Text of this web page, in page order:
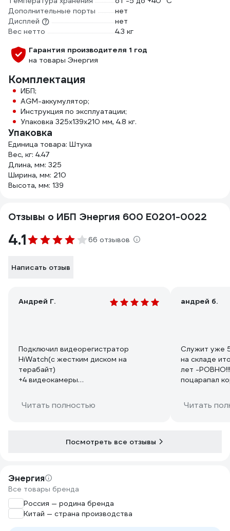
Дополнительные порты
нет
Дисплей
нет
Вес нетто
4.3 кг
Гарантия производителя 1 год
на товары Энергия
Комплектация
ИБП;
AGM-аккумулятор;
Инструкция по эксплуатации;
Упаковка 325х139х210 мм, 4.8 кг.
Упаковка
Единица товара: Штука
Вес, кг: 4.47
Длина, мм: 325
Ширина, мм: 210
Высота, мм: 139
Отзывы о ИБП Энергия 600 Е0201-0022
4.1 66 отзывов
Написать отзыв
Андрей Г.
Подключил видеорегистратор
HiWatch(с жестким диском на
терабайт)
+4 видеокамеры
+вай-фай роутер
-при всём этом он проработал 100
Читать полностью
андрей б.
Служит уже
на складе
лет -
поцарапал
Читать
Посмотреть все отзывы
Энергия
Все товары бренда
Россия — родина бренда
Китай — страна производства